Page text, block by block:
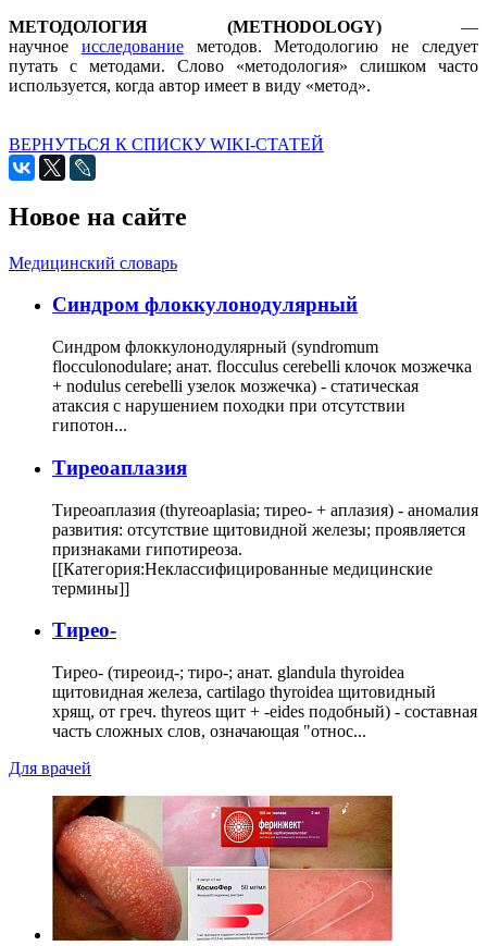
МЕТОДОЛОГИЯ (METHODOLOGY) —
научное исследованиеметодов. Методологию не следует
путать с методами. Слово «методология» слишком часто
используется, когда автор имеет в виду «метод».
ВЕРНУТЬСЯ К СПИСКУ WIKI-СТАТЕЙ
Новое на сайте
Медицинский словарь
Cиндром флоккулонодулярный
Синдром флоккулонодулярный (syndromum
flocculonodulare; анат. flocculus cerebelli клочок мозжечка
+ nodulus cerebelli узелок мозжечка) - статическая
атаксия с нарушением походки при отсутствии
гипотон...
Тиреоаплазия
Тиреоаплазия (thyreoaplasia; тирео- + аплазия) - аномалия
развития: отсутствие щитовидной железы; проявляется
признаками гипотиреоза.
[[Категория:Неклассифицированные медицинские
термины]]
Тирео-
Тирео- (тиреоид-; тиро-; анат. glandula thyroidea
щитовидная железа, cartilago thyroidea щитовидный
хрящ, от греч. thyreos щит + -eides подобный) - составная
часть сложных слов, означающая "относ...
Для врачей